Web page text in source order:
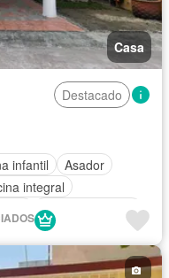
Casa
Destacado
infantil
Asador
integral
Estacionamiento
Vista panorámica